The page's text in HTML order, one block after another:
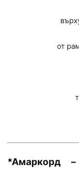
от
*Амаркорд